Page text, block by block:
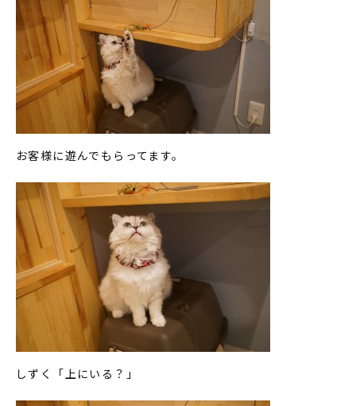
お客様に遊んでもらってます。
しずく「上にいる？」